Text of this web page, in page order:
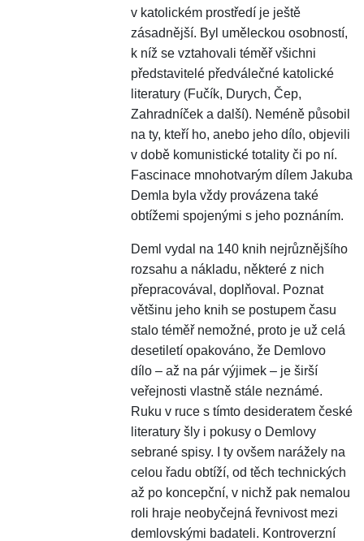
v katolickém prostředí je ještě
zásadnější. Byl uměleckou osobností,
k níž se vztahovali téměř všichni
představitelé předválečné katolické
literatury (Fučík, Durych, Čep,
Zahradníček a další). Neméně působil
na ty, kteří ho, anebo jeho dílo, objevili
v době komunistické totality či po ní.
Fascinace mnohotvarým dílem Jakuba
Demla byla vždy provázena také
obtížemi spojenými s jeho poznáním.
Deml vydal na 140 knih nejrůznějšího
rozsahu a nákladu, některé z nich
přepracovával, doplňoval. Poznat
většinu jeho knih se postupem času
stalo téměř nemožné, proto je už celá
desetiletí opakováno, že Demlovo
dílo – až na pár výjimek – je širší
veřejnosti vlastně stále neznámé.
Ruku v ruce s tímto desideratem české
literatury šly i pokusy o Demlovy
sebrané spisy. I ty ovšem narážely na
celou řadu obtíží, od těch technických
až po koncepční, v nichž pak nemalou
roli hraje neobyčejná řevnivost mezi
demlovskými badateli. Kontroverzní